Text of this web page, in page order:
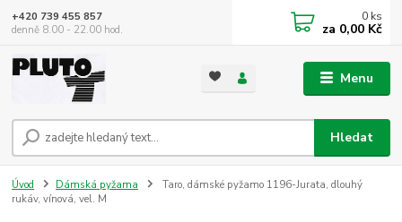
Menu
Hledat
+420 739 455 857
denně 8.00 - 22.00 hod.
0 ks
za 0,00 Kč
Úvod Dámská pyžama
Taro, dámské pyžamo 1196-Jurata, dlouhý
rukáv, vínová, vel. M